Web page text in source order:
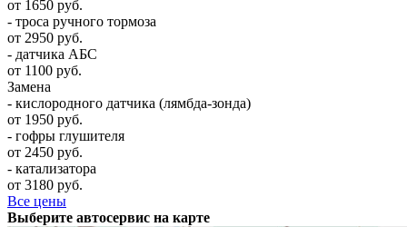
от 1650 руб.
- троса ручного тормоза
от 2950 руб.
- датчика АБС
от 1100 руб.
Замена
- кислородного датчика (лямбда-зонда)
от 1950 руб.
- гофры глушителя
от 2450 руб.
- катализатора
от 3180 руб.
Все цены
Выберите автосервис на карте